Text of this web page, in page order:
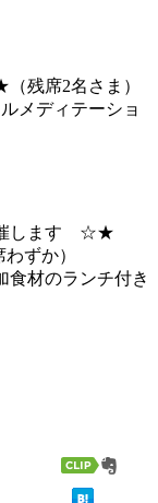
席2名さま）
メディテーショ
します ☆★
ずか）
食材のランチ付き